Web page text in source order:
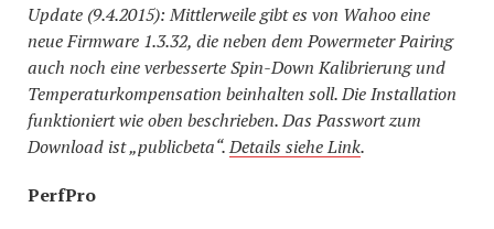
Update (9.4.2015): Mittlerweile gibt es von Wahoo eine
neue Firmware 1.3.32, die neben dem Powermeter Pairing
auch noch eine verbesserte Spin-Down Kalibrierung und
Temperaturkompensation beinhalten soll. Die Installation
funktioniert wie oben beschrieben. Das Passwort zum
Download ist „publicbeta“.Details siehe Link.
PerfPro